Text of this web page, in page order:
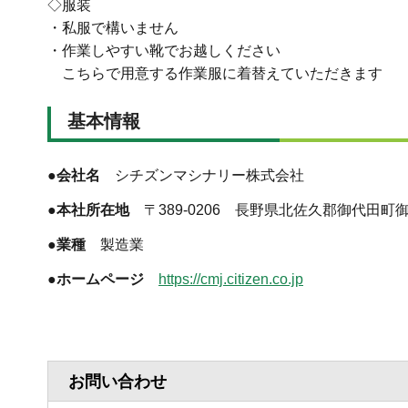
◇服装
・私服で構いません
・作業しやすい靴でお越しください
こちらで用意する作業服に着替えていただきます
基本情報
●会社名 シチズンマシナリー株式会社
●本社所在地〒389-0206 長野県北佐久郡御代田町
●業種 製造業
●ホームページ https://cmj.citizen.co.jp
お問い合わせ